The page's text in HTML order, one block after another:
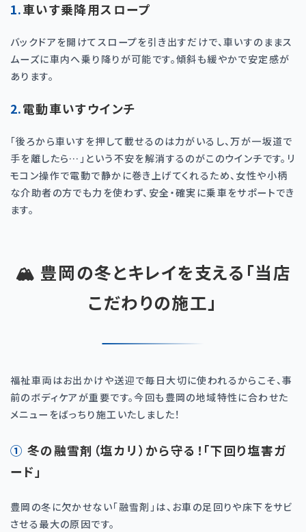
1.車いす乗降用スロープ
バックドアを開けてスロープを引き出すだけで、車いすのままス
ムーズに車内へ乗り降りが可能です。傾斜も緩やかで安定感が
あります。
2.電動車いすウインチ
「後ろから車いすを押して載せるのは力がいるし、万が一坂道で
手を離したら… 」という不安を解消するのがこのウインチです。リ
モコン操作で電動で静かに巻き上げてくれるため、女性や小柄
な介助者の方でも力を使わず、安全・確実に乗車をサポートでき
ます。
🏔️ 豊岡の冬とキレイを支える「当店
こだわりの施工」
福祉車両はお出かけや送迎で毎日大切に使われるからこそ、事
前のボディケアが重要です。今回も豊岡の地域特性に合わせた
メニューをばっちり施工いたしました！
① 冬の融雪剤（塩カリ）から守る！「下回り塩害ガ
ード」
豊岡の冬に欠かせない「融雪剤」は、お車の足回りや床下をサビ
させる最大の原因です。